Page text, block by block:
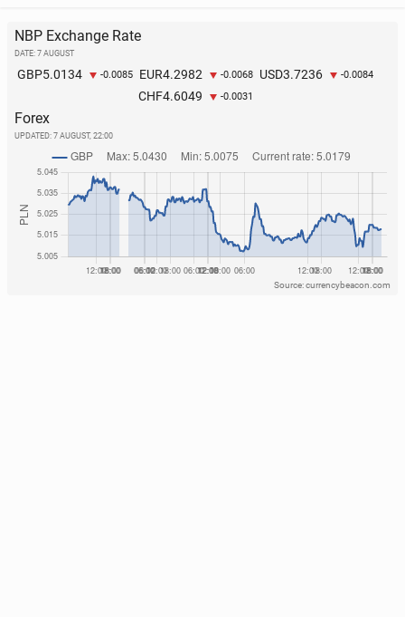
NBP Exchange Rate
DATE: 7 AUGUST
GBP5.0134 -0.0085 EUR4.2982 -0.0068 USD3.7236 -0.0084
CHF4.6049 -0.0031
Forex
UPDATED: 7 AUGUST, 22:00
Source: currencybeacon.com